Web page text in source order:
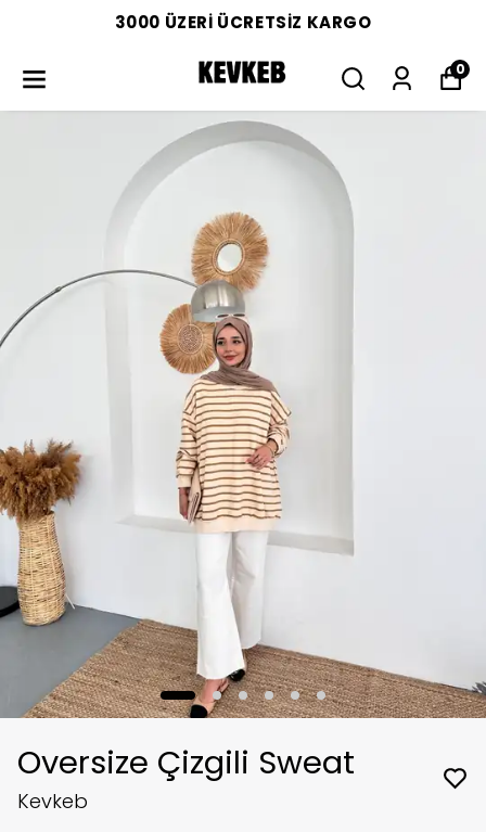
3000 ÜZERİ ÜCRETSİZ KARGO
0
Oversize Çizgili Sweat
Kevkeb